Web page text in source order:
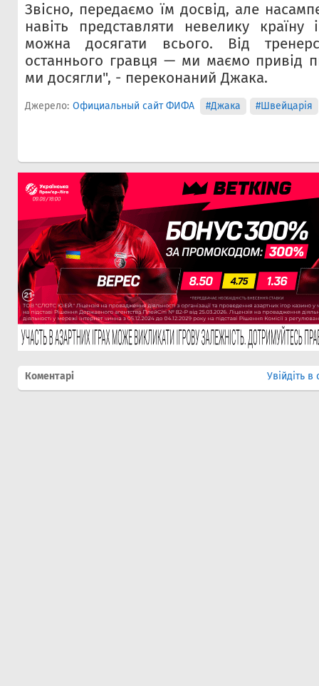
Звісно, передаємо їм досвід, але
навіть представляти невелику країну
можна досягати всього. Від
останнього гравця — ми маємо привід
ми досягли", - переконаний Джака.
Джерело: Официальный сайт ФИФА #Джака #Швейцарія
Коментарі Увійдіть в